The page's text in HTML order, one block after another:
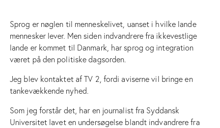
Sprog er nøglen til menneskelivet, uanset i hvilke lande
mennesker lever. Men siden indvandrere fra ikkevestlige
lande er kommet til Danmark, har sprog og integration
været på den politiske dagsorden.
Jeg blev kontaktet af TV 2, fordi aviserne vil bringe en
tankevækkende nyhed.
Som jeg forstår det, har en journalist fra Syddansk
Universitet lavet en undersøgelse blandt indvandrere fra